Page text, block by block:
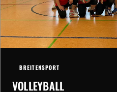
BREITENSPORT
VOLLEYBALL